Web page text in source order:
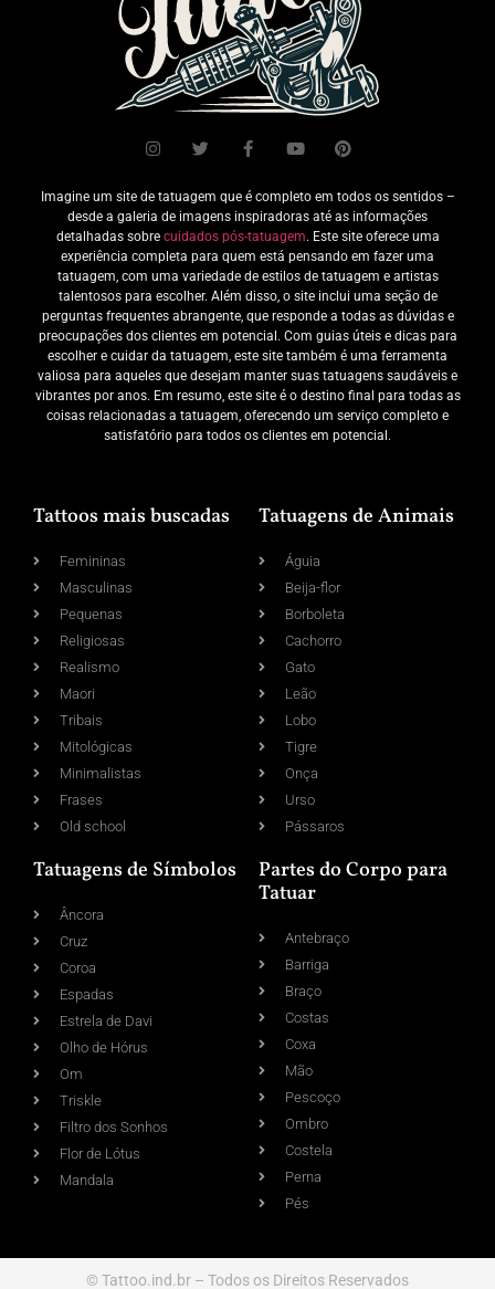
Imagine um site de tatuagem que é completo em todos os sentidos –
desde a galeria de imagens inspiradoras até as informações
detalhadas sobre cuidados pós-tatuagem. Este site oferece uma
experiência completa para quem está pensando em fazer uma
tatuagem, com uma variedade de estilos de tatuagem e artistas
talentosos para escolher. Além disso, o site inclui uma seção de
perguntas frequentes abrangente, que responde a todas as dúvidas e
preocupações dos clientes em potencial. Com guias úteis e dicas para
escolher e cuidar da tatuagem, este site também é uma ferramenta
valiosa para aqueles que desejam manter suas tatuagens saudáveis e
vibrantes por anos. Em resumo, este site é o destino final para todas as
coisas relacionadas a tatuagem, oferecendo um serviço completo e
satisfatório para todos os clientes em potencial.
Tattoos mais buscadas
Femininas
Masculinas
Pequenas
Religiosas
Realismo
Maori
Tribais
Mitológicas
Minimalistas
Frases
Old school
Tatuagens de Animais
Águia
Beija-flor
Borboleta
Cachorro
Gato
Leão
Lobo
Tigre
Onça
Urso
Pássaros
Tatuagens de Símbolos
Âncora
Cruz
Coroa
Espadas
Estrela de Davi
Olho de Hórus
Om
Triskle
Filtro dos Sonhos
Flor de Lótus
Mandala
Partes do Corpo para
Tatuar
Antebraço
Barriga
Braço
Costas
Coxa
Mão
Pescoço
Ombro
Costela
Perna
Pés
© Tattoo.ind.br – Todos os Direitos Reservados